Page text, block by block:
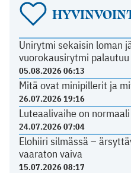
Unirytmi sekaisin loman
vuorokausirytmi palautuu
05.08.2026 06:13
Mitä ovat minipillerit ja
26.07.2026 19:16
Luteaalivaihe on
24.07.2026 07:04
Elohiiri silmässä –
vaaraton vaiva
15.07.2026 08:17